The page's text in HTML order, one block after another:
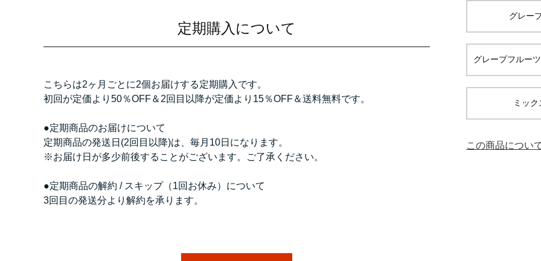
定期購入について
こちらは2ヶ月ごとに2個お届けする定期購入です。
初回が定価より50％OFF＆2回目以降が定価より15％OFF＆送料無料です。
●定期商品のお届けについて
定期商品の発送日(2回目以降)は、毎月10日になります。
※お届け日が多少前後することがございます。ご了承ください。
●定期商品の解約 / スキップ（1回お休み）について
3回目の発送分より解約を承ります。
グレー
グレープフルー
ミッ
この商品につい